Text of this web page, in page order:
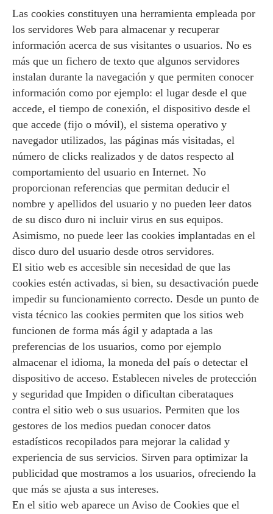
Las cookies constituyen una herramienta empleada por
los servidores Web para almacenar y recuperar
información acerca de sus visitantes o usuarios. No es
más que un fichero de texto que algunos servidores
instalan durante la navegación y que permiten conocer
información como por ejemplo: el lugar desde el que
accede, el tiempo de conexión, el dispositivo desde el
que accede (fijo o móvil), el sistema operativo y
navegador utilizados, las páginas más visitadas, el
número de clicks realizados y de datos respecto al
comportamiento del usuario en Internet. No
proporcionan referencias que permitan deducir el
nombre y apellidos del usuario y no pueden leer datos
de su disco duro ni incluir virus en sus equipos.
Asimismo, no puede leer las cookies implantadas en el
disco duro del usuario desde otros servidores.
El sitio web es accesible sin necesidad de que las
cookies estén activadas, si bien, su desactivación puede
impedir su funcionamiento correcto. Desde un punto de
vista técnico las cookies permiten que los sitios web
funcionen de forma más ágil y adaptada a las
preferencias de los usuarios, como por ejemplo
almacenar el idioma, la moneda del país o detectar el
dispositivo de acceso. Establecen niveles de protección
y seguridad que Impiden o dificultan ciberataques
contra el sitio web o sus usuarios. Permiten que los
gestores de los medios puedan conocer datos
estadísticos recopilados para mejorar la calidad y
experiencia de sus servicios. Sirven para optimizar la
publicidad que mostramos a los usuarios, ofreciendo la
que más se ajusta a sus intereses.
En el sitio web aparece un Aviso de Cookies que el